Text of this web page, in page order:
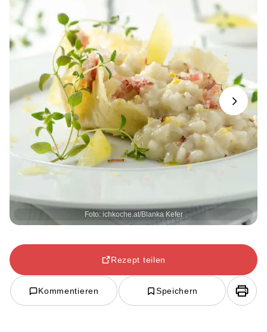
Foto: ichkoche.at/Blanka Kefer
Next
Rezept teilen
Kommentieren Speichern